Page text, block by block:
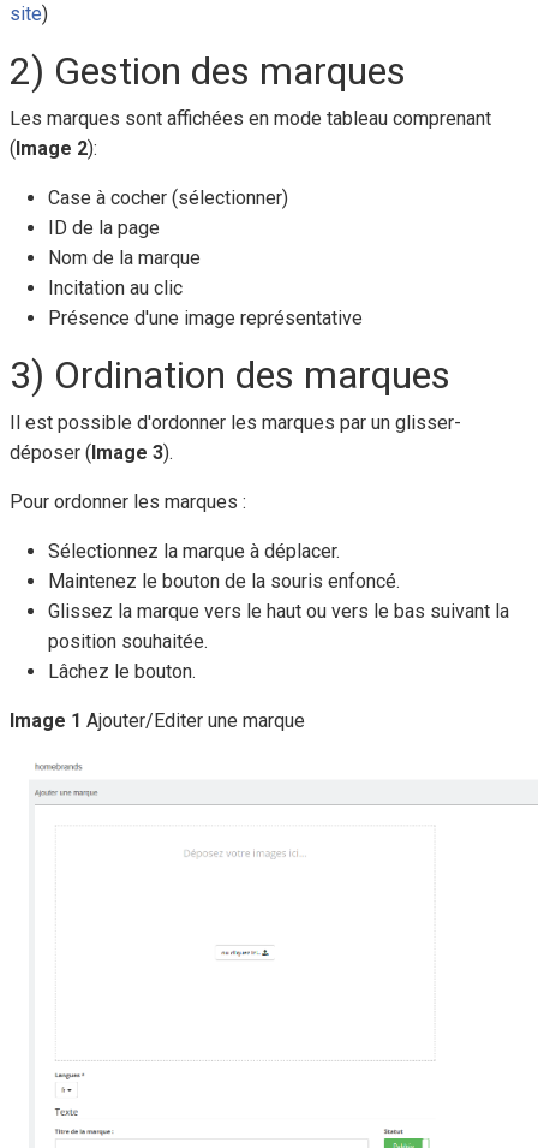
site)
2) Gestion des marques
Les marques sont affichées en mode tableau comprenant
(Image 2):
Case à cocher (sélectionner)
ID de la page
Nom de la marque
Incitation au clic
Présence d'une image représentative
3) Ordination des marques
Il est possible d'ordonner les marques par un glisser-
déposer (Image 3).
Pour ordonner les marques :
Sélectionnez la marque à déplacer.
Maintenez le bouton de la souris enfoncé.
Glissez la marque vers le haut ou vers le bas suivant la
position souhaitée.
Lâchez le bouton.
Image 1 Ajouter/Editer une marque